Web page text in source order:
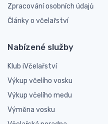
Zpracování osobních údajů
Články o včelařství
Nabízené služby
Klub iVčelařství
Výkup včelího vosku
Výkup včelího medu
Výměna vosku